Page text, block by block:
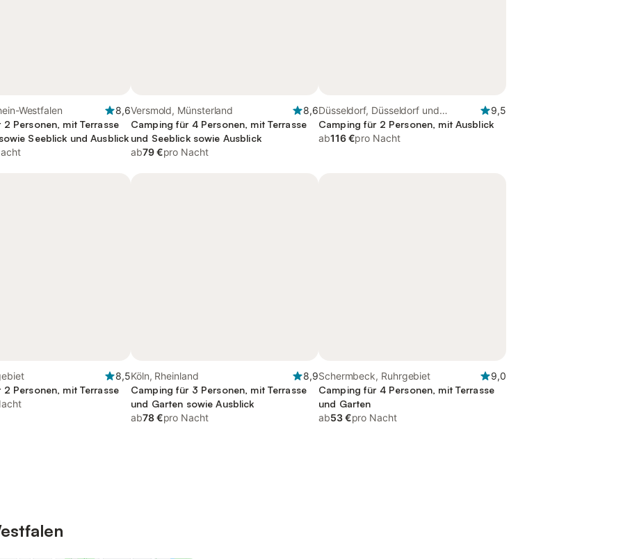
Westfalen
8,6
Personen, mit Terrasse
Seeblick und Ausblick
Versmold, Münsterland
8,6
Camping für 4 Personen, mit Terrasse
und Seeblick sowie Ausblick
ab79 €pro Nacht
Düsseldorf, Düsseldorf und
Umgebung
9,5
Camping für 2 Personen, mit Ausblick
ab116 €pro Nacht
8,5
Personen, mit Terrasse
Köln, Rheinland
8,9
Camping für 3 Personen, mit Terrasse
und Garten sowie Ausblick
ab78 €pro Nacht
Schermbeck, Ruhrgebiet
9,0
Camping für 4 Personen, mit Terrasse
und Garten
ab53 €pro Nacht